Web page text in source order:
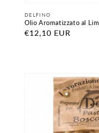
Fornitore:
DELFINO
Olio Aromatizzato al
Prezzo
€12,10 EUR